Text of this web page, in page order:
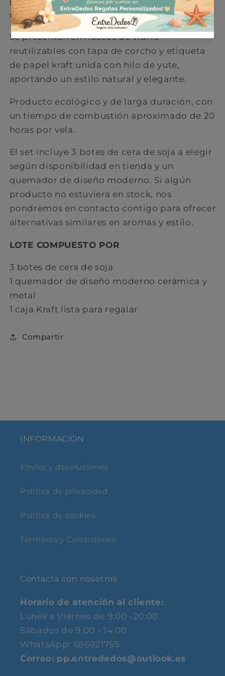
residuos.
Se presentan en frascos de vidrio
reutilizables con tapa de corcho y etiqueta
de papel kraft unida con hilo de yute,
aportando un estilo natural y elegante.
Producto ecológico y de larga duración, con
un tiempo de combustión aproximado de 20
horas por vela.
El set incluye 3 botes de cera de soja a elegir
según disponibilidad en tienda y un
quemador de diseño moderno. Si algún
producto no estuviera en stock, nos
pondremos en contacto contigo para ofrecer
alternativas similares en aromas y estilo.
LOTE COMPUESTO POR
3 botes de cera de soja
1 quemador de diseño moderno cerámica y
metal
1 caja Kraft lista para regalar
C ompartir
INFORMACION
Envíos y devoluciones
Política de privacidad
Política de cookies
Términos y Condiciones
Contacta con nosotros
Horario de atención al cliente:
Lunes a Viernes de 9:00 -20:00
Sábados de 9:00 - 14:00
WhatsApp: 686921755
Correo: pp.entrededos@outlook.es